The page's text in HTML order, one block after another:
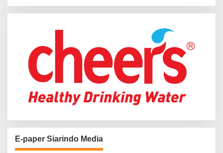
o
E-paper Siarindo Media